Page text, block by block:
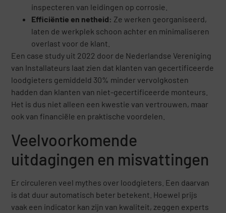
inspecteren van leidingen op corrosie.
Efficiëntie en netheid: Ze werken georganiseerd,
laten de werkplek schoon achter en minimaliseren
overlast voor de klant.
Een case study uit 2022 door de Nederlandse Vereniging
van Installateurs laat zien dat klanten van gecertificeerde
loodgieters gemiddeld 30% minder vervolgkosten
hadden dan klanten van niet-gecertificeerde monteurs.
Het is dus niet alleen een kwestie van vertrouwen, maar
ook van financiële en praktische voordelen.
Veelvoorkomende
uitdagingen en misvattingen
Er circuleren veel mythes over loodgieters. Een daarvan
is dat duur automatisch beter betekent. Hoewel prijs
vaak een indicator kan zijn van kwaliteit, zeggen experts